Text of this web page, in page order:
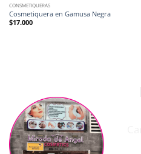
CONSMETIQUERAS
Cosmetiquera en Gamusa Negra
$17.000